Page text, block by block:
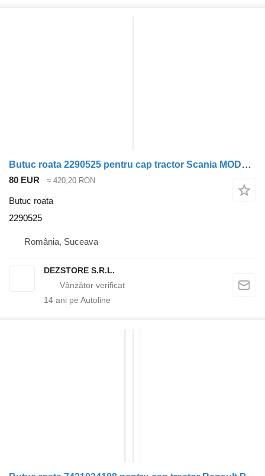
Butuc roata 2290525 pentru cap tractor Scania MODEL R
80 EUR ≈ 420,20 RON
Butuc roata
2290525
România, Suceava
DEZSTORE S.R.L.
14 ani pe Autoline